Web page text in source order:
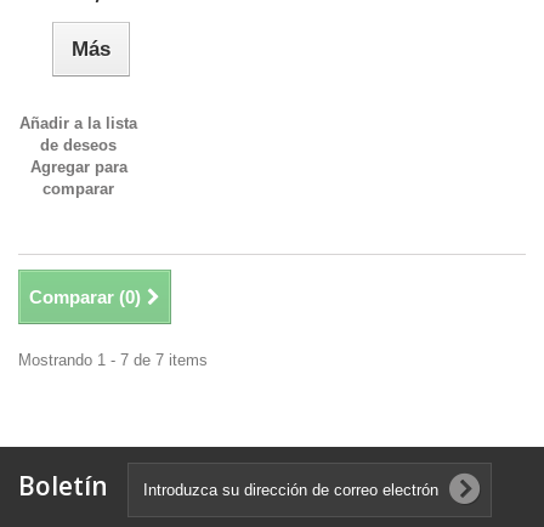
Más
Añadir a la lista
de deseos
Agregar para
comparar
Comparar (0)
Mostrando 1 - 7 de 7 items
Boletín